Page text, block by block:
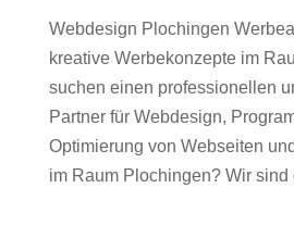
Webdesign Plochingen
kreative Werbekonzepte im
suchen einen professionellen
Partner für Webdesign,
Optimierung von Webseiten
im Raum Plochingen? Wir sind